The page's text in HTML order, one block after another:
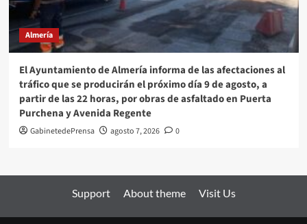
Almería
El Ayuntamiento de Almería informa de las afectaciones al
tráfico que se producirán el próximo día 9 de agosto, a
partir de las 22 horas, por obras de asfaltado en Puerta
Purchena y Avenida Regente
GabinetedePrensa agosto 7, 2026 0
Support About theme Visit Us